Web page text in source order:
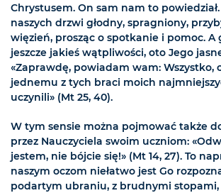
Chrystusem. On sam nam to
naszych drzwi głodny, spragniony,
więzień, prosząc o spotkanie i pomoc. A
jeszcze jakieś wątpliwości, oto Jego
«Zaprawdę, powiadam wam: Wszystko,
jednemu z tych braci moich
uczynili» (Mt 25, 40).
W tym sensie można pojmować także
przez Nauczyciela swoim uczniom:
jestem, nie bójcie się!» (Mt 14, 27). To
naszym oczom niełatwo jest Go
podartym ubraniu, z brudnymi stopami,